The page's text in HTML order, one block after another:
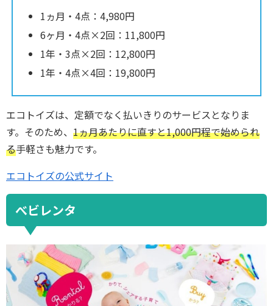
1ヵ月・4点：4,980円
6ヶ月・4点×2回：11,800円
1年・3点×2回：12,800円
1年・4点×4回：19,800円
エコトイズは、定額でなく払いきりのサービスとなりま
す。そのため、 1ヵ月あたりに直すと1,000円程で始められ
る手軽さも魅力です。
エコトイズの公式サイト
べビレンタ